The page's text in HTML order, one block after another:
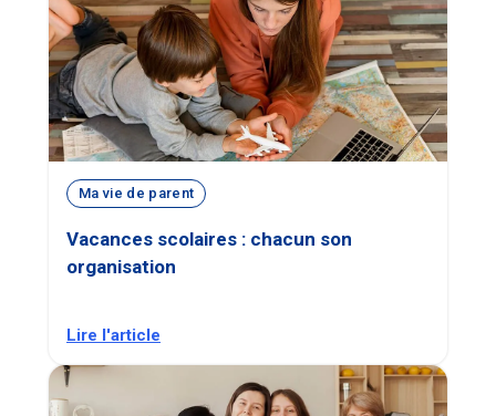
Ma vie de parent
Vacances scolaires : chacun son
organisation
Lire l'article